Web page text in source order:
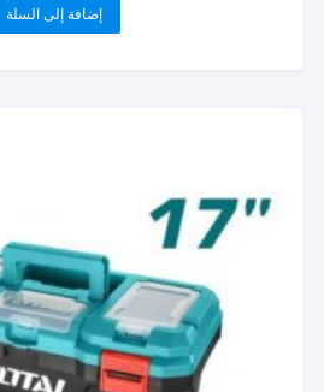
إضافة إلى السلة